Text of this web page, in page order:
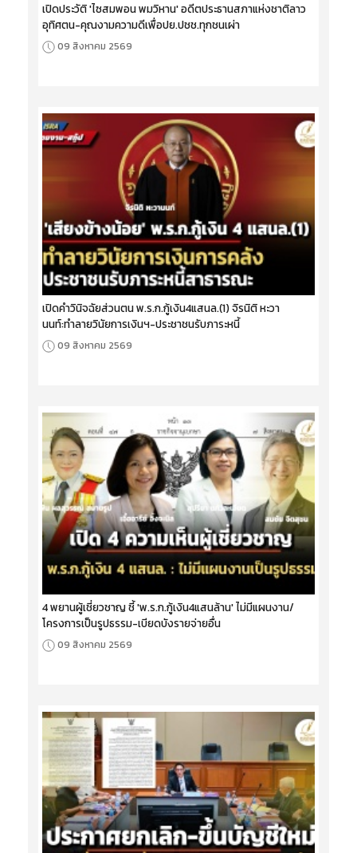
เปิดประวัติ 'ไซสมพอน พมวิหาน' อดีตประธานสภาแห่งชาติลาว
อุทิศตน-คุณงามความดีเพื่อปย.ปชช.ทุกชนเผ่า
09 สิงหาคม 2569
เปิดคำวินิจฉัยส่วนตน พ.ร.ก.กู้เงิน4แสนล.(1) จิรนิติ หะวา
นนท์:ทำลายวินัยการเงินฯ-ประชาชนรับภาระหนี้
09 สิงหาคม 2569
4 พยานผู้เชี่ยวชาญ ชี้ 'พ.ร.ก.กู้เงิน4แสนล้าน' ไม่มีแผนงาน/
โครงการเป็นรูปธรรม-เบียดบังรายจ่ายอื่น
09 สิงหาคม 2569